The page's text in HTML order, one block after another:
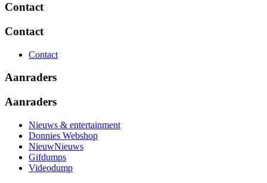
Contact
Contact
Contact
Aanraders
Aanraders
Nieuws & entertainment
Donnies Webshop
NieuwNieuws
Gifdumps
Videodump